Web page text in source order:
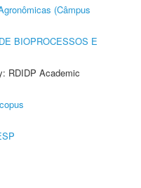
(Câmpus
BIOPROCESSOS E
RDIDP Academic